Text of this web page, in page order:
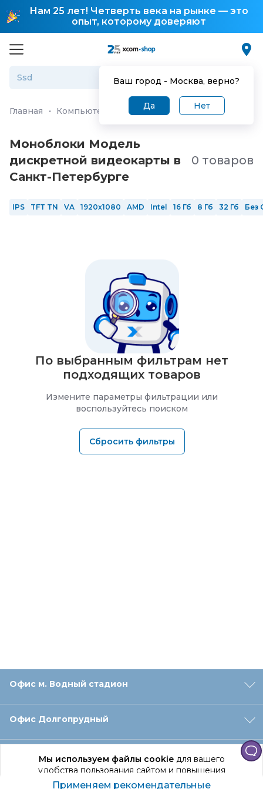
Нам 25 лет! Четверть века на рынке — это
опыт, которому доверяют
Ваш город - Москва, верно?
Да Нет
Мы используем файлы cookieдля вашего
удобства пользования сайтом и повышения
качества рекомендаций.
Главная · Компьютеры и ноутбуки Моноблоки
Моноблоки Модель
дискретной видеокарты в
Санкт-Петербургe
0 товаров
IPS TFT TN VA 1920x1080 AMD Intel 16 Гб 8 Гб 32 Гб Без
По выбранным фильтрам нет
подходящих товаров
Измените параметры фильтрации или
воспользуйтесь поиском
Сбросить фильтры
Офис м. Водный стадион
Офис Долгопрудный
Офис Санкт‑Петербург
Применяем рекомендательные